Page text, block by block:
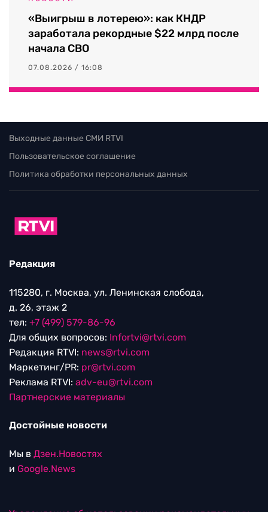
«Выигрыш в лотерею»: как КНДР
заработала рекордные $22 млрд после
начала СВО
07.08.2026 / 16:08
Выходные данные СМИ RTVI
Пользовательское соглашение
Политика обработки персональных данных
Редакция
115280, г. Москва, ул. Ленинская слобода,
д. 26, этаж 2
тел: +7 (499) 579-86-96
Для общих вопросов: Infortvi@rtvi.com
Редакция RTVI: news@rtvi.com
Маркетинг/PR: pr@rtvi.com
Реклама RTVI: adv-eu@rtvi.com
Партнерские материалы
Достойные новости
Мы в Дзен.Новостях
и Google.News